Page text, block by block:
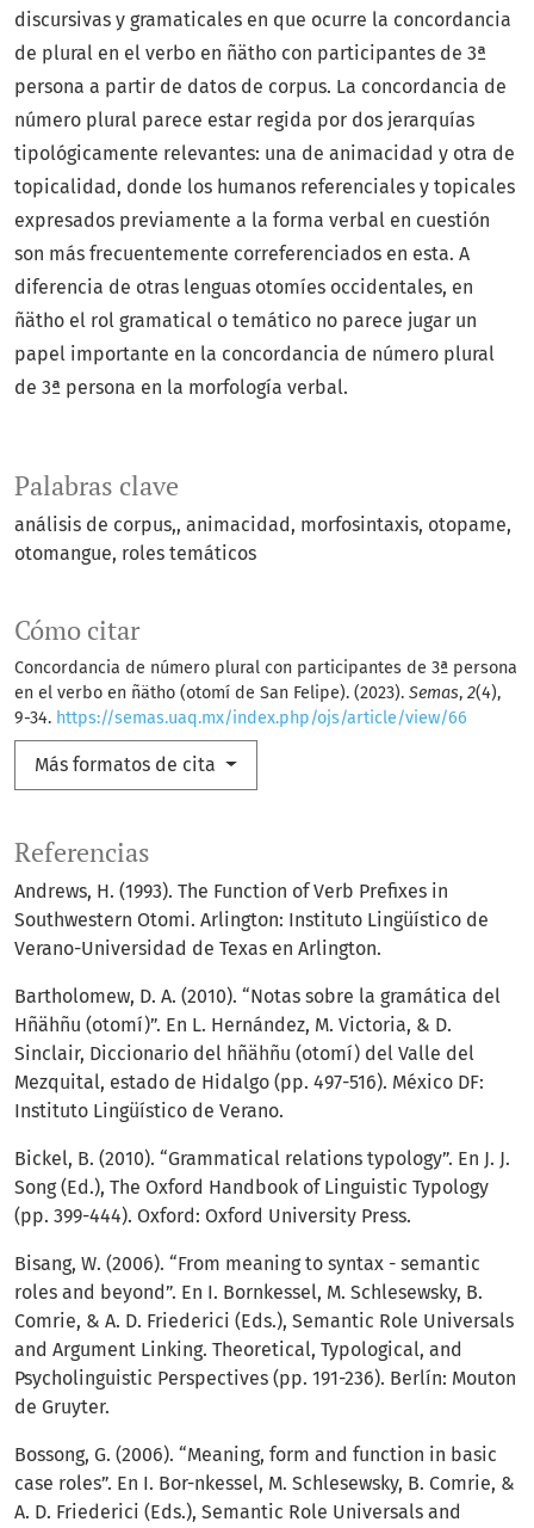
Palabras clave
análisis de corpus, animacidad morfosintaxis otopame
otomangue roles temáticos
Cómo citar
Concordancia de número plural con participantes de 3ª persona
en el verbo en ñätho (otomí de San Felipe). (2023). Semas, 2(4),
9-34. https://semas.uaq.mx/index.php/ojs/article/view/66
Más formatos de cita
discursivas y gramaticales en que ocurre la concordancia
de plural en el verbo en ñätho con participantes de 3ª
persona a partir de datos de corpus. La concordancia de
número plural parece estar regida por dos jerarquías
tipológicamente relevantes: una de animacidad y otra de
topicalidad, donde los humanos referenciales y topicales
expresados previamente a la forma verbal en cuestión
son más frecuentemente correferenciados en esta. A
diferencia de otras lenguas otomíes occidentales, en
ñätho el rol gramatical o temático no parece jugar un
papel importante en la concordancia de número plural
de 3ª persona en la morfología verbal.
Referencias
Andrews, H. (1993). The Function of Verb Prefixes in
Southwestern Otomi. Arlington: Instituto Lingüístico de
Verano-Universidad de Texas en Arlington.
Bartholomew, D. A. (2010). “Notas sobre la gramática del
Hñähñu (otomí)”. En L. Hernández, M. Victoria, & D.
Sinclair, Diccionario del hñähñu (otomí) del Valle del
Mezquital, estado de Hidalgo (pp. 497-516). México DF:
Instituto Lingüístico de Verano.
Bickel, B. (2010). “Grammatical relations typology”. En J. J.
Song (Ed.), The Oxford Handbook of Linguistic Typology
(pp. 399-444). Oxford: Oxford University Press.
Bisang, W. (2006). “From meaning to syntax - semantic
roles and beyond”. En I. Bornkessel, M. Schlesewsky, B.
Comrie, & A. D. Friederici (Eds.), Semantic Role Universals
and Argument Linking. Theoretical, Typological, and
Psycholinguistic Perspectives (pp. 191-236). Berlín: Mouton
de Gruyter.
Bossong, G. (2006). “Meaning, form and function in basic
case roles”. En I. Bor-nkessel, M. Schlesewsky, B. Comrie, &
A. D. Friederici (Eds.), Semantic Role Universals and